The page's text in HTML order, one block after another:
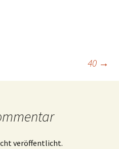
40 →
veröffentlicht.